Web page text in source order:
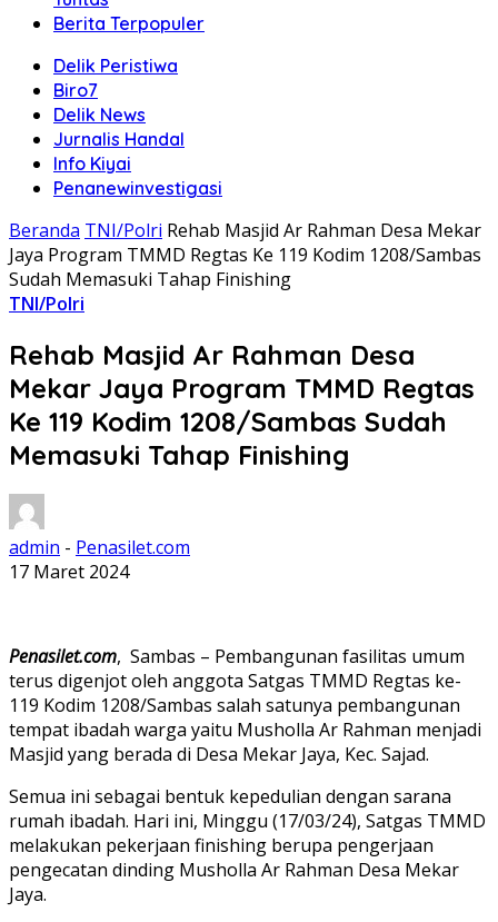
Berita Terpopuler
Delik Peristiwa
Biro7
Delik News
Jurnalis Handal
Info Kiyai
Penanewinvestigasi
Beranda TNI/Polri Rehab Masjid Ar Rahman Desa Mekar
Jaya Program TMMD Regtas Ke 119 Kodim 1208/Sambas
Sudah Memasuki Tahap Finishing
TNI/Polri
Rehab Masjid Ar Rahman Desa
Mekar Jaya Program TMMD Regtas
Ke 119 Kodim 1208/Sambas Sudah
Memasuki Tahap Finishing
admin - Penasilet.com
17 Maret 2024
Penasilet.com, Sambas – Pembangunan fasilitas umum
terus digenjot oleh anggota Satgas TMMD Regtas ke-
119 Kodim 1208/Sambas salah satunya pembangunan
tempat ibadah warga yaitu Musholla Ar Rahman menjadi
Masjid yang berada di Desa Mekar Jaya, Kec. Sajad.
Semua ini sebagai bentuk kepedulian dengan sarana
rumah ibadah. Hari ini, Minggu (17/03/24), Satgas TMMD
melakukan pekerjaan finishing berupa pengerjaan
pengecatan dinding Musholla Ar Rahman Desa Mekar
Jaya.